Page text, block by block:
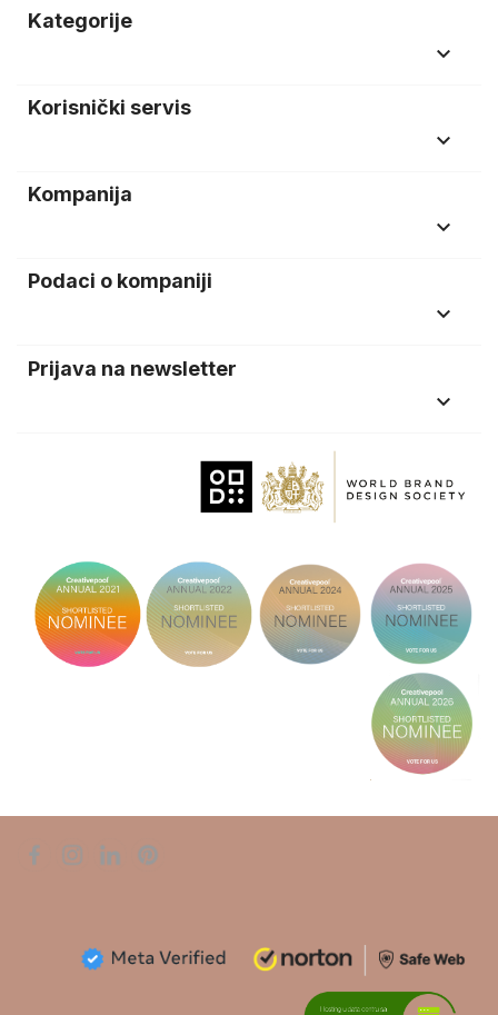
Kategorije
keyboard_arrow_down
Korisnički servis
keyboard_arrow_down
Kompanija
keyboard_arrow_down
Podaci o kompaniji
keyboard_arrow_down
Prijava na newsletter
keyboard_arrow_down